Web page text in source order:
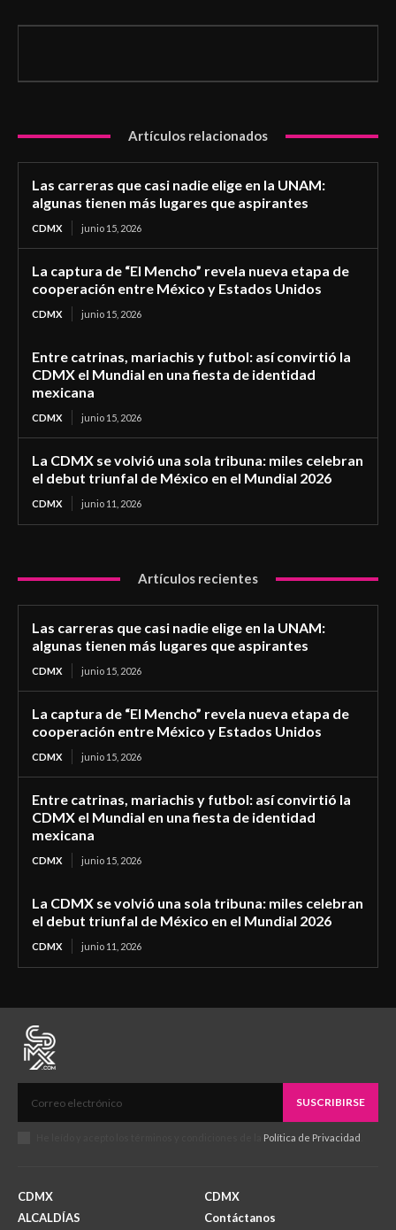
Artículos relacionados
Las carreras que casi nadie elige en la UNAM:
algunas tienen más lugares que aspirantes
CDMX junio 15, 2026
La captura de “El Mencho” revela nueva etapa de
cooperación entre México y Estados Unidos
CDMX junio 15, 2026
Entre catrinas, mariachis y futbol: así convirtió la
CDMX el Mundial en una fiesta de identidad
mexicana
CDMX junio 15, 2026
La CDMX se volvió una sola tribuna: miles celebran
el debut triunfal de México en el Mundial 2026
CDMX junio 11, 2026
Artículos recientes
Las carreras que casi nadie elige en la UNAM:
algunas tienen más lugares que aspirantes
CDMX junio 15, 2026
La captura de “El Mencho” revela nueva etapa de
cooperación entre México y Estados Unidos
CDMX junio 15, 2026
Entre catrinas, mariachis y futbol: así convirtió la
CDMX el Mundial en una fiesta de identidad
mexicana
CDMX junio 15, 2026
La CDMX se volvió una sola tribuna: miles celebran
el debut triunfal de México en el Mundial 2026
CDMX junio 11, 2026
SUSCRIBIRSE
Política de Privacidad
CDMX
ALCALDÍAS
CDMX
Contáctanos